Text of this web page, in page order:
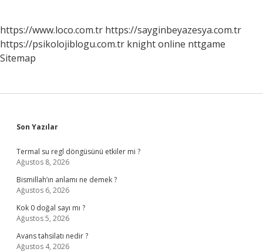
https://www.loco.com.tr https://sayginbeyazesya.com.tr
https://psikolojiblogu.com.tr knight online nttgame
Sitemap
Sidebar
Son Yazılar
Termal su regl döngüsünü etkiler mi ?
Ağustos 8, 2026
Bismillah’ın anlamı ne demek ?
Ağustos 6, 2026
Kok 0 doğal sayı mı ?
Ağustos 5, 2026
Avans tahsilatı nedir ?
Ağustos 4, 2026